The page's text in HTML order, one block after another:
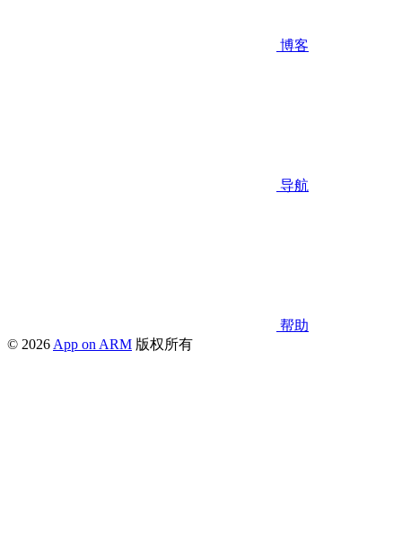
博客
导航
帮助
© 2026 App on ARM 版权所有